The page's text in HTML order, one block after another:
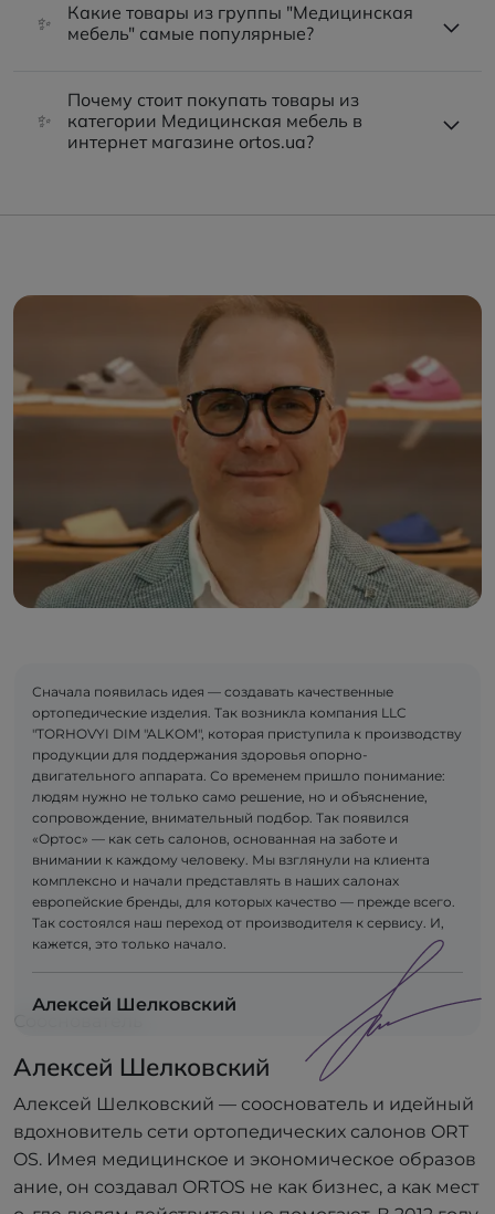
✨
Какие товары из группы "Медицинская
мебель" самые популярные?
✨
Почему стоит покупать товары из
категории Медицинская мебель в
интернет магазине ortos.ua?
Сначала появилась идея — создавать качественные
ортопедические изделия. Так возникла компания LLC
"TORHOVYI DIM "ALKOM", которая приступила к производству
продукции для поддержания здоровья опорно-
двигательного аппарата. Со временем пришло понимание:
людям нужно не только само решение, но и объяснение,
сопровождение, внимательный подбор. Так появился
«Ортос» — как сеть салонов, основанная на заботе и
внимании к каждому человеку. Мы взглянули на клиента
комплексно и начали представлять в наших салонах
европейские бренды, для которых качество — прежде всего.
Так состоялся наш переход от производителя к сервису. И,
кажется, это только начало.
Алексей Шелковский
Алексей Шелковский
Алексей Шелковский — сооснователь и идейный
вдохновитель сети ортопедических салонов ORT
OS. Имея медицинское и экономическое образов
ание, он создавал ORTOS не как бизнес, а как мест